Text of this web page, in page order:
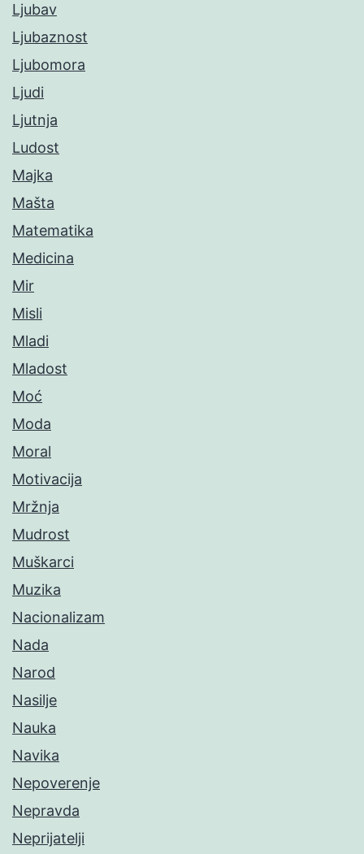
Ljubav
Ljubaznost
Ljubomora
Ljudi
Ljutnja
Ludost
Majka
Mašta
Matematika
Medicina
Mir
Misli
Mladi
Mladost
Moć
Moda
Moral
Motivacija
Mržnja
Mudrost
Muškarci
Muzika
Nacionalizam
Nada
Narod
Nasilje
Nauka
Navika
Nepoverenje
Nepravda
Neprijatelji